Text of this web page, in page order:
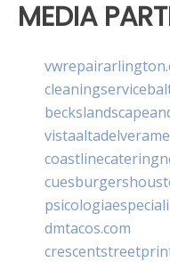
MEDIA
dmtacos.com